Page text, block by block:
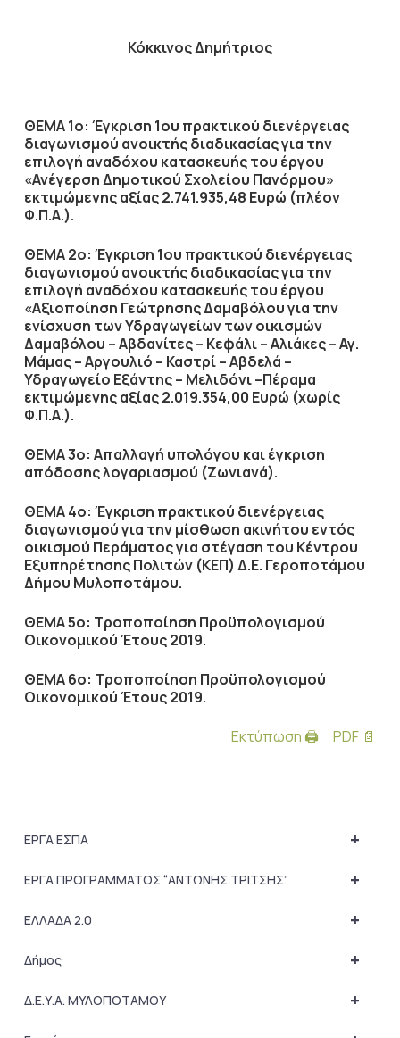
Κόκκινος Δημήτριος
ΘΕΜΑ 1ο: Έγκριση 1ου πρακτικού διενέργειας
διαγωνισμού ανοικτής διαδικασίας για την
επιλογή αναδόχου κατασκευής του έργου
«Ανέγερση Δημοτικού Σχολείου Πανόρμου»
εκτιμώμενης αξίας 2.741.935,48 Ευρώ (πλέον
Φ.Π.Α.).
ΘΕΜΑ 2ο: Έγκριση 1ου πρακτικού διενέργειας
διαγωνισμού ανοικτής διαδικασίας για την
επιλογή αναδόχου κατασκευής του έργου
«Αξιοποίηση Γεώτρησης Δαμαβόλου για την
ενίσχυση των Υδραγωγείων των οικισμών
Δαμαβόλου – Αβδανίτες – Κεφάλι – Αλιάκες – Αγ.
Μάμας – Αργουλιό – Καστρί – Αβδελά –
Υδραγωγείο Εξάντης – Μελιδόνι –Πέραμα
εκτιμώμενης αξίας 2.019.354,00 Ευρώ (χωρίς
Φ.Π.Α.).
ΘΕΜΑ 3ο: Απαλλαγή υπολόγου και έγκριση
απόδοσης λογαριασμού (Ζωνιανά).
ΘΕΜΑ 4ο: Έγκριση πρακτικού διενέργειας
διαγωνισμού για την μίσθωση ακινήτου εντός
οικισμού Περάματος για στέγαση του Κέντρου
Εξυπηρέτησης Πολιτών (ΚΕΠ) Δ.Ε. Γεροποτάμου
Δήμου Μυλοποτάμου.
ΘΕΜΑ 5ο: Τροποποίηση Προϋπολογισμού
Οικονομικού Έτους 2019.
ΘΕΜΑ 6ο: Τροποποίηση Προϋπολογισμού
Οικονομικού Έτους 2019.
Εκτύπωση 🖨
PDF 📄
+
ΕΡΓΑ ΕΣΠΑ
+
ΕΡΓΑ ΠΡΟΓΡΑΜΜΑΤΟΣ “ΑΝΤΩΝΗΣ ΤΡΙΤΣΗΣ”
+
ΕΛΛΑΔΑ 2.0
+
Δήμος
+
Δ.Ε.Υ.Α. ΜΥΛΟΠΟΤΑΜΟΥ